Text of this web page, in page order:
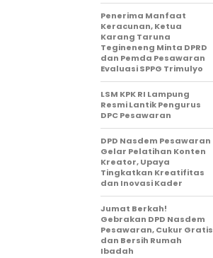
Penerima Manfaat
Keracunan, Ketua
Karang Taruna
Tegineneng Minta DPRD
dan Pemda Pesawaran
Evaluasi SPPG Trimulyo
LSM KPK RI Lampung
Resmi Lantik Pengurus
DPC Pesawaran
DPD Nasdem Pesawaran
Gelar Pelatihan Konten
Kreator, Upaya
Tingkatkan Kreatifitas
dan Inovasi Kader
Jumat Berkah!
Gebrakan DPD Nasdem
Pesawaran, Cukur Gratis
dan Bersih Rumah
Ibadah